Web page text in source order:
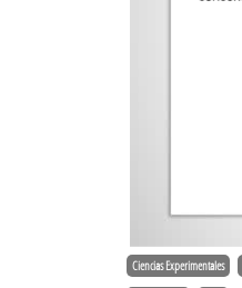
Ciencias Experimentales